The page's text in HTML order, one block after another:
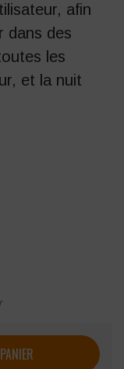
afin
dans des
les
et la nuit
Polma/Polmo